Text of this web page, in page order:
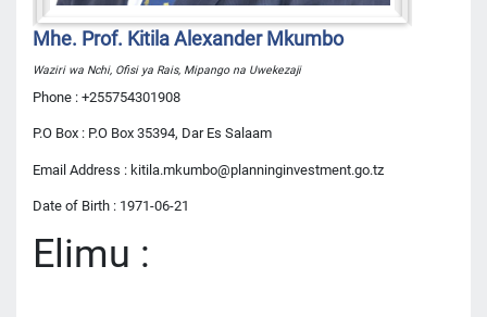
Mhe. Prof. Kitila Alexander Mkumbo
Waziri wa Nchi, Ofisi ya Rais, Mipango na Uwekezaji
Phone : +255754301908
P.O Box : P.O Box 35394, Dar Es Salaam
Email Address : kitila.mkumbo@planninginvestment.go.tz
Date of Birth : 1971-06-21
Elimu :